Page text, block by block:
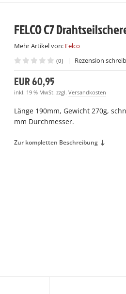
FELCO C7
Mehr Artikel von: Felco
(0) | Rezension
EUR 60,95
inkl. 19 % MwSt. zzgl.Versandkosten
Länge 190mm, Gewicht 270g,
mm Durchmesser.
Zur kompletten Beschreibung